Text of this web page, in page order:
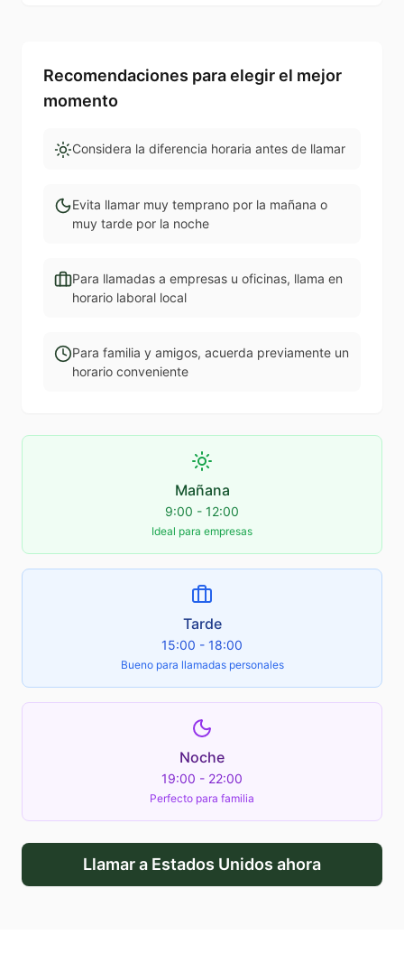
Recomendaciones para elegir el mejor
momento
Considera la diferencia horaria antes de llamar
Evita llamar muy temprano por la mañana o
muy tarde por la noche
Para llamadas a empresas u oficinas, llama en
horario laboral local
Para familia y amigos, acuerda previamente un
horario conveniente
Mañana
9:00 - 12:00
Ideal para empresas
Tarde
15:00 - 18:00
Bueno para llamadas personales
Noche
19:00 - 22:00
Perfecto para familia
Llamar a Estados Unidos ahora